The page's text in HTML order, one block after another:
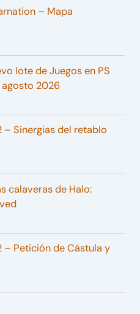
– Mapa
lote de Juegos en PS
agosto 2026
– Sinergias del retablo
calaveras de Halo:
– Petición de Cástula y